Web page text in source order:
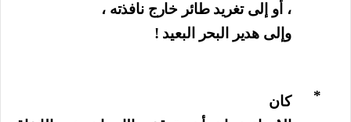
، أو إلى تغريد طائر خارج نافذته ،
وإلى هدير البحر البعيد !
*
كان